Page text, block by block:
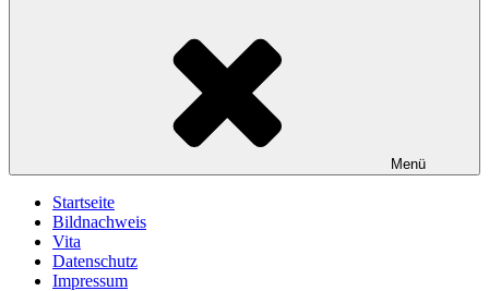
Menü
Startseite
Bildnachweis
Vita
Datenschutz
Impressum